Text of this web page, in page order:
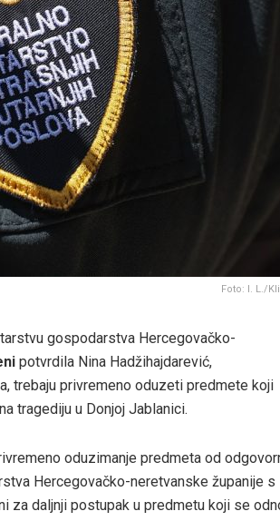
Foto: I. L./
gospodarstva Hercegovačko-
potvrdila Nina Hadžihajdarević,
trebaju privremeno oduzeti predmete koji
tragediju u Donjoj Jablanici.
oduzimanje predmeta od
Hercegovačko-neretvanske županije s
za daljnji postupak u predmetu koji se